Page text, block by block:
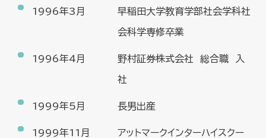
1996年3月 早稲田大学教育学部社会学科社
会科学専修卒業
1996年4月 野村証券株式会社 総合職 入
社
1999年5月 長男出産
1999年11月 アットマークインターハイスクー